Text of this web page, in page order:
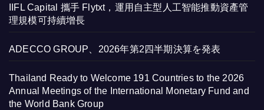
IIFL Capital 攜手 Flytxt，運用自主型人工智能推動資產管
理規模可持續增長
ADECCO GROUP、2026年第2四半期決算を発表
Thailand Ready to Welcome 191 Countries to the 2026
Annual Meetings of the International Monetary Fund and
the World Bank Group